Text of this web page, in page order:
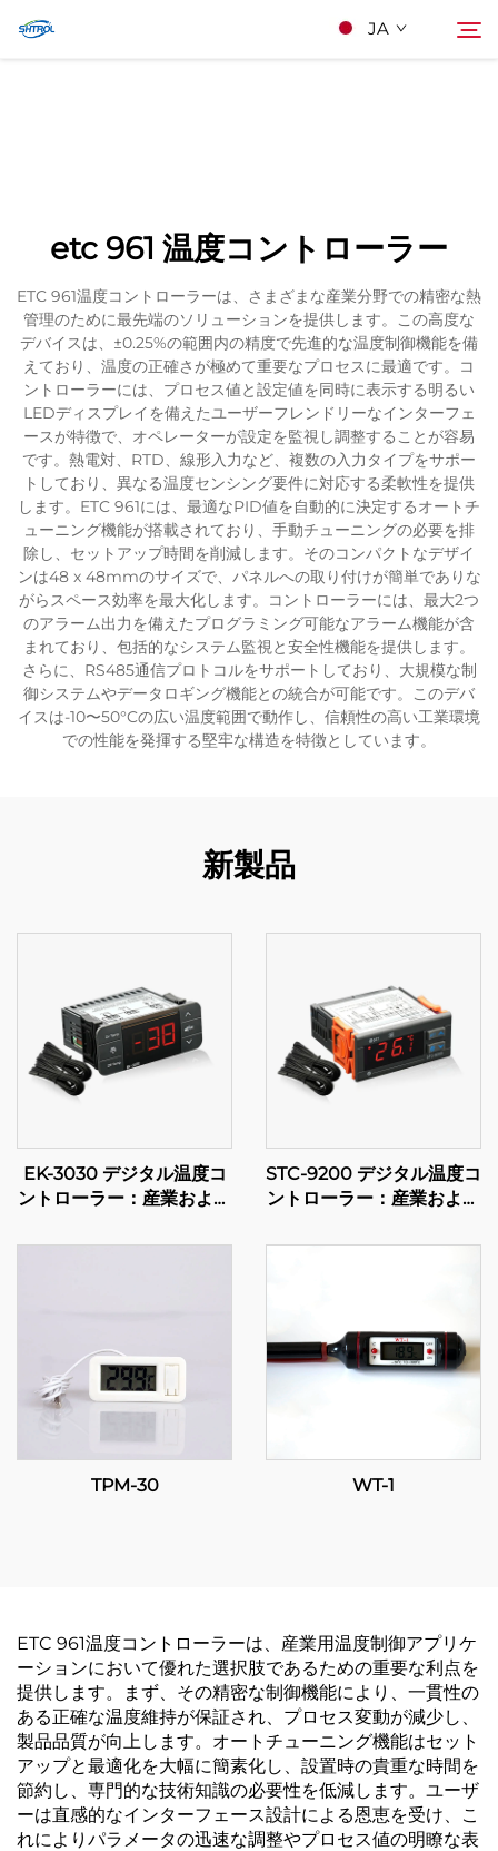
JA
etc 961 温度コントローラー
ETC 961温度コントローラーは、さまざまな産業分野での精密な熱
管理のために最先端のソリューションを提供します。この高度な
デバイスは、±0.25%の範囲内の精度で先進的な温度制御機能を備
えており、温度の正確さが極めて重要なプロセスに最適です。コ
ントローラーには、プロセス値と設定値を同時に表示する明るい
LEDディスプレイを備えたユーザーフレンドリーなインターフェ
ースが特徴で、オペレーターが設定を監視し調整することが容易
です。熱電対、RTD、線形入力など、複数の入力タイプをサポー
トしており、異なる温度センシング要件に対応する柔軟性を提供
します。ETC 961には、最適なPID値を自動的に決定するオートチ
ューニング機能が搭載されており、手動チューニングの必要を排
除し、セットアップ時間を削減します。そのコンパクトなデザイ
ンは48 x 48mmのサイズで、パネルへの取り付けが簡単でありな
がらスペース効率を最大化します。コントローラーには、最大2つ
のアラーム出力を備えたプログラミング可能なアラーム機能が含
まれており、包括的なシステム監視と安全性機能を提供します。
さらに、RS485通信プロトコルをサポートしており、大規模な制
御システムやデータロギング機能との統合が可能です。このデバ
イスは-10〜50°Cの広い温度範囲で動作し、信頼性の高い工業環境
での性能を発揮する堅牢な構造を特徴としています。
新製品
EK-3030 デジタル温度コ
ントローラー：産業および
度管理
STC-9200 デジタル温度コ
ントローラー：産業および
階温度制御
TPM-30 WT-1
ETC 961温度コントローラーは、産業用温度制御アプリケ
ーションにおいて優れた選択肢であるための重要な利点を
提供します。まず、その精密な制御機能により、一貫性の
ある正確な温度維持が保証され、プロセス変動が減少し、
製品品質が向上します。オートチューニング機能はセット
アップと最適化を大幅に簡素化し、設置時の貴重な時間を
節約し、専門的な技術知識の必要性を低減します。ユーザ
ーは直感的なインターフェース設計による恩恵を受け、こ
れによりパラメータの迅速な調整やプロセス値の明瞭な表